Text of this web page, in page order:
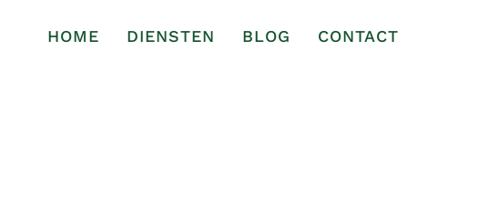
HOME DIENSTEN BLOG CONTACT